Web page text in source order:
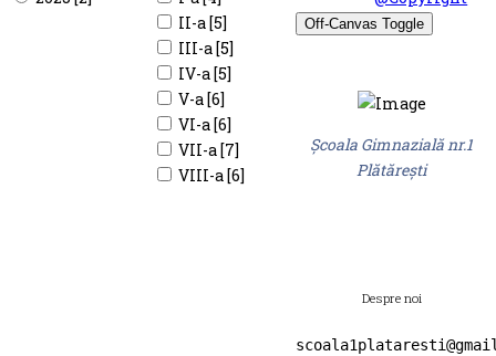
II-a [5]
III-a [5]
IV-a [5]
V-a [6]
VI-a [6]
VII-a [7]
VIII-a [6]
Off-Canvas Toggle
Şcoala Gimnazială nr.1
Plătărești
Despre noi